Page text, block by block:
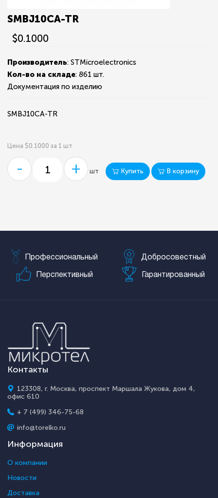
SMBJ10CA-TR
$0.1000
Производитель: STMicroelectronics
Кол-во на складе: 861 шт.
Документация по изделию
SMBJ10CA-TR
Цена $0.1000 за 1 шт
- + шт Купить В корзину
Профессиональный Добросовестный
Перспективный Гарантированный
Контакты
123308, г. Москва, проспект Маршала Жукова, дом 4,
офис 610
+ 7 (499) 346-75-68
info@torelko.ru
Информация
О компании
Новости
Доставка